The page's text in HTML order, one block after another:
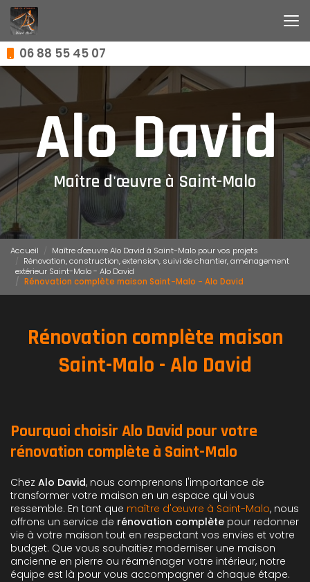
Aller
au
contenu
principal06 88 55 45 07
Maître d'œuvre à Saint-Malo
Accueil
Maître d'œuvre Alo David à Saint-Malo pour vos projets
Rénovation, construction, extension, suivi de chantier, aménagement
extérieur Saint-Malo - Alo David
Rénovation complète maison Saint-Malo - Alo David
Rénovation complète maison
Saint-Malo - Alo David
Pourquoi choisir Alo David pour votre
rénovation complète à Saint-Malo
Chez Alo David, nous comprenons l'importance de
transformer votre maison en un espace qui vous
ressemble. En tant que maître d'œuvre à Saint-Malo, nous
offrons un service de rénovation complète pour redonner
vie à votre maison tout en respectant vos envies et votre
budget. Que vous souhaitiez moderniser une maison
ancienne en pierre ou réaménager votre intérieur, notre
équipe est là pour vous accompagner à chaque étape.